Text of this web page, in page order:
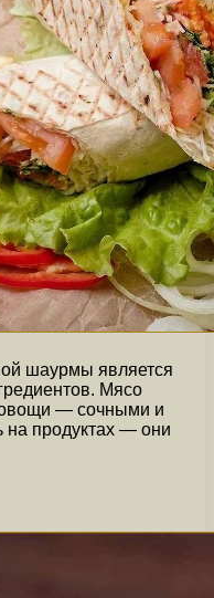
шаурмы является
Мясо
— сочными и
на продуктах — они